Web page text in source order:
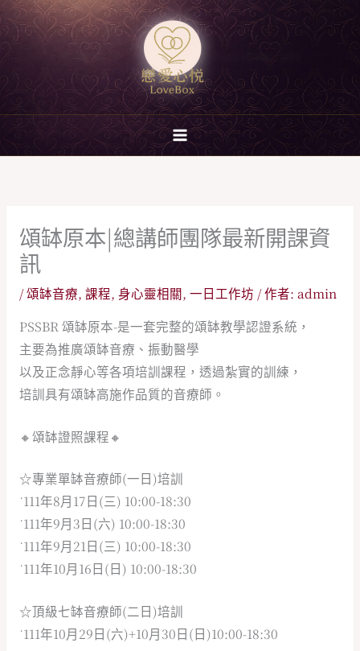
跳
至
主
要
內
頌缽原本|總講師團隊最新開課資
訊
/頌缽音療, 課程, 身心靈相關, 一日工作坊 / 作者: admin
PSSBR 頌缽原本-是一套完整的頌缽教學認證系統，
主要為推廣頌缽音療、振動醫學
以及正念靜心等各項培訓課程，透過紮實的訓練，
培訓具有頌缽高施作品質的音療師。
🔸頌缽證照課程🔸
☆專業單缽音療師(一日)培訓
˙111年8月17日(三) 10:00-18:30
˙111年9月3日(六) 10:00-18:30
˙111年9月21日(三) 10:00-18:30
˙111年10月16日(日) 10:00-18:30
☆頂級七缽音療師(二日)培訓
˙111年10月29日(六)+10月30日(日)10:00-18:30